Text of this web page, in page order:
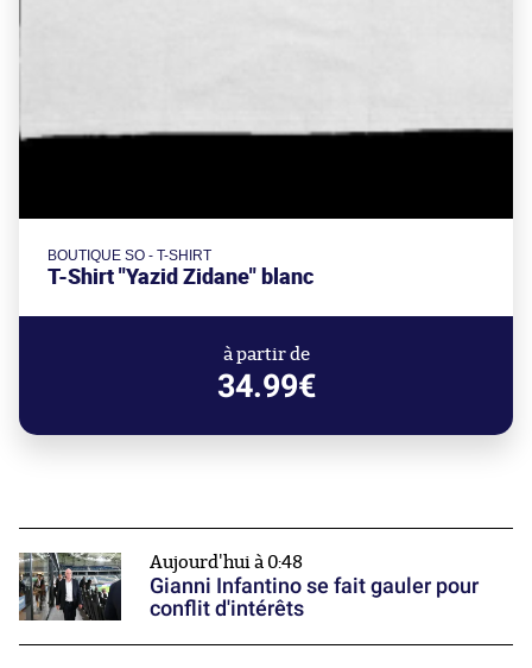
BOUTIQUE SO - T-SHIRT
T-Shirt "Yazid Zidane" blanc
à partir de
34.99€
Aujourd'hui à 0:48
Gianni Infantino se fait gauler pour
conflit d'intérêts